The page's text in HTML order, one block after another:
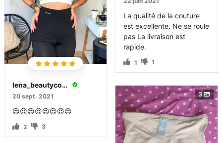
lena_beautycoach
20 sept. 2021
😍😍😍😍😍😍😍😍
2 3
La qualité de la couture
est excellente. Ne se roule
pas La livraison est
rapide.
1 1
3